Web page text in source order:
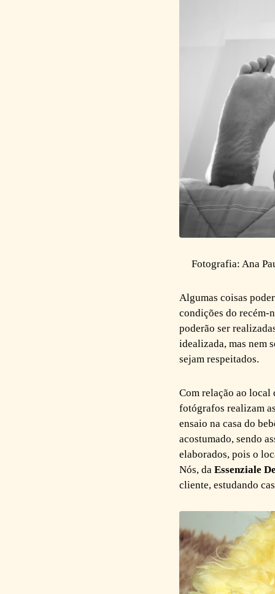
Fotografia: Ana
Algumas coisas
condições do recém-
poderão ser
idealizada, mas nem
sejam respeitados.
Com relação ao local
fotógrafos realizam
ensaio na casa do
acostumado, sendo
elaborados, pois o
Nós, da Essenziale
cliente, estudando